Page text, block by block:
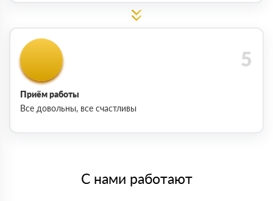
Приём работы
Все довольны, все счастливы
С нами работают